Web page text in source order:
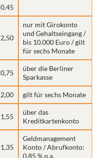
0,45
2,50
nur mit Girokonto
und Gehaltseingang /
bis 10.000 Euro / gilt
für sechs Monate
0,75
über die Berliner
Sparkasse
2,00 gilt für sechs Monate
1,55
über das
Kreditkartenkonto
1,35
Geldmanagement
Konto / Abrufkonto:
0,85 % p.a.